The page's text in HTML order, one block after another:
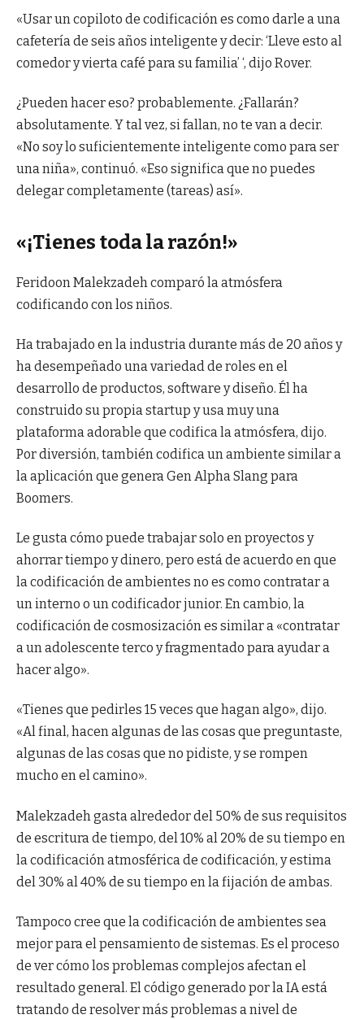
«Usar un copiloto de codificación es como darle a una
cafetería de seis años inteligente y decir: ‘Lleve esto al
comedor y vierta café para su familia’ ‘, dijo Rover.
¿Pueden hacer eso? probablemente. ¿Fallarán?
absolutamente. Y tal vez, si fallan, no te van a decir.
«No soy lo suficientemente inteligente como para ser
una niña», continuó. «Eso significa que no puedes
delegar completamente (tareas) así».
«¡Tienes toda la razón!»
Feridoon Malekzadeh comparó la atmósfera
codificando con los niños.
Ha trabajado en la industria durante más de 20 años y
ha desempeñado una variedad de roles en el
desarrollo de productos, software y diseño. Él ha
construido su propia startup y usa muy una
plataforma adorable que codifica la atmósfera, dijo.
Por diversión, también codifica un ambiente similar a
la aplicación que genera Gen Alpha Slang para
Boomers.
Le gusta cómo puede trabajar solo en proyectos y
ahorrar tiempo y dinero, pero está de acuerdo en que
la codificación de ambientes no es como contratar a
un interno o un codificador junior. En cambio, la
codificación de cosmosización es similar a «contratar
a un adolescente terco y fragmentado para ayudar a
hacer algo».
«Tienes que pedirles 15 veces que hagan algo», dijo.
«Al final, hacen algunas de las cosas que preguntaste,
algunas de las cosas que no pidiste, y se rompen
mucho en el camino».
Malekzadeh gasta alrededor del 50% de sus requisitos
de escritura de tiempo, del 10% al 20% de su tiempo en
la codificación atmosférica de codificación, y estima
del 30% al 40% de su tiempo en la fijación de ambas.
Tampoco cree que la codificación de ambientes sea
mejor para el pensamiento de sistemas. Es el proceso
de ver cómo los problemas complejos afectan el
resultado general. El código generado por la IA está
tratando de resolver más problemas a nivel de